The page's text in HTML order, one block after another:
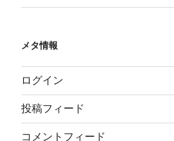
メタ情報
ログイン
投稿フィード
コメントフィード